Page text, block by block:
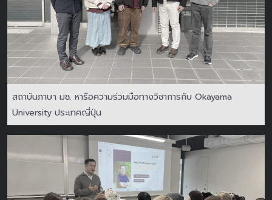
สถาบันภาษา มช. หารือความร่วมมือทางวิชาการกับ Okayama
University ประเทศญี่ปุ่น